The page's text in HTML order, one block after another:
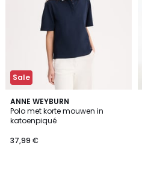
Sale
ANNE WEYBURN
Polo met korte mouwen in
katoenpiqué
37,99 €
4,1
/ 5